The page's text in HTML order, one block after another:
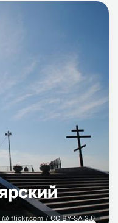
@ flickr.com /CC BY-SA 2.0